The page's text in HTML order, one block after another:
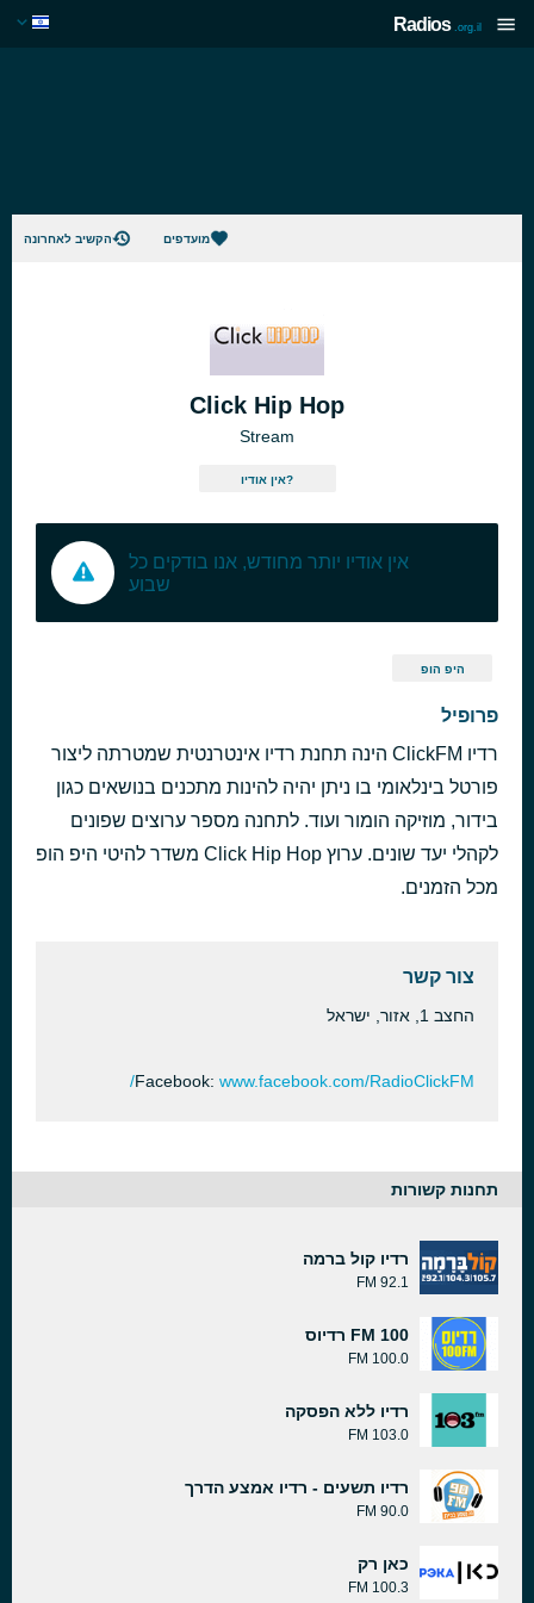
Radios .org.il
מועדפים הקשיב לאחרונה
Click Hip Hop
Stream
אין אודיו?
אין אודיו יותר מחודש, אנו בודקים כל
שבוע
היפ הופ
פרופיל
רדיו ClickFM הינה תחנת רדיו אינטרנטית שמטרתה ליצור
פורטל בינלאומי בו ניתן יהיה להינות מתכנים בנושאים כגון
בידור, מוזיקה הומור ועוד. לתחנה מספר ערוצים שפונים
לקהלי יעד שונים. ערוץ Click Hip Hop משדר להיטי היפ הופ
מכל הזמנים.
צור קשר
החצב 1, אזור, ישראל
Facebook: www.facebook.com/RadioClickFM/
תחנות קשורות
רדיו קול ברמה
92.1 FM
FM 100 רדיוס
100.0 FM
רדיו ללא הפסקה
103.0 FM
רדיו תשעים - רדיו אמצע הדרך
90.0 FM
כאן רק
100.3 FM